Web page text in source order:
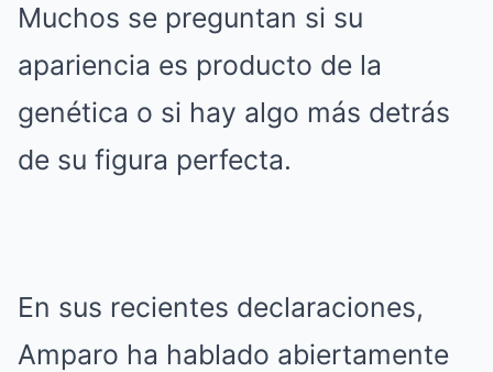
Muchos se preguntan si su
apariencia es producto de la
genética o si hay algo más detrás
de su figura perfecta.
En sus recientes declaraciones,
Amparo ha hablado abiertamente